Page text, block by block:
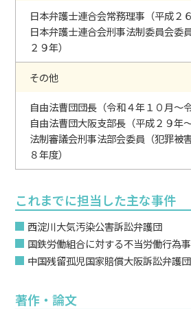
日本弁護士連合会常務理事（平成２６
日本弁護士連合会刑事法制委員会委
２９年）
その他
自由法曹団団長（令和４年１０月～
自由法曹団大阪支部長（平成２９年
法制審議会刑事法部会委員（犯罪被
８年度）
これまでに担当した主な事件
西淀川大気汚染公害訴訟弁護団
国鉄労働組合に対する不当労働行為
中国残留孤児国家賠償大阪訴訟弁護団
著作・論文